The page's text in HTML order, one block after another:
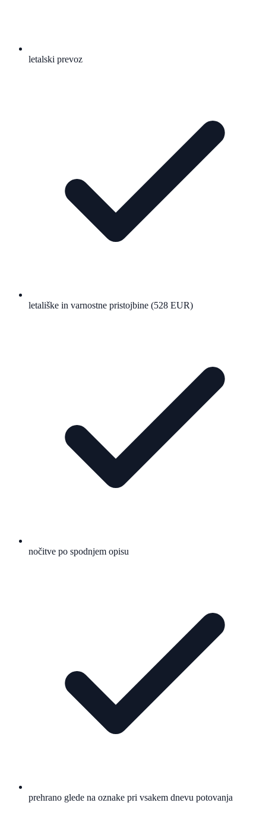
letalski prevoz
letališke in varnostne pristojbine (528 EUR)
nočitve po spodnjem opisu
prehrano glede na oznake pri vsakem dnevu potovanja